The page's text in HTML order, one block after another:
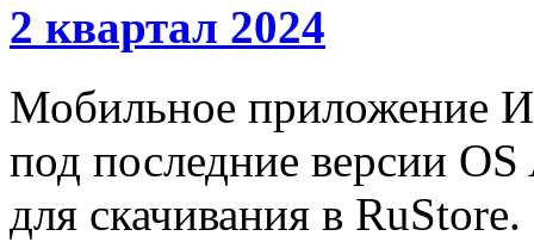
2 квартал 2024
Мобильное приложение
под последние версии
для скачивания в RuStore.